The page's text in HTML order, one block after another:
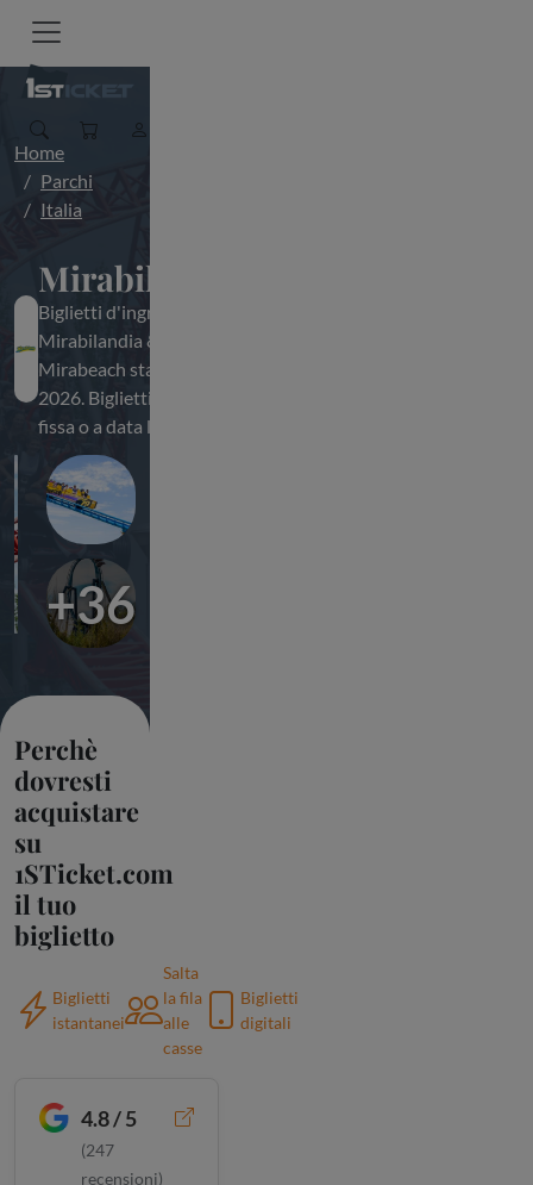
Home
Parchi
Italia
Mirabilandia
Biglietti d'ingresso per
Mirabilandia &
Mirabeach stagione
2026. Biglietti a data
fissa o a data libera.
+36
Perchè
dovresti
acquistare
su
1STicket.com
il tuo
biglietto
Biglietti
istantanei
Salta
la fila
alle
casse
Biglietti
digitali
4.8 / 5
(247
recensioni)